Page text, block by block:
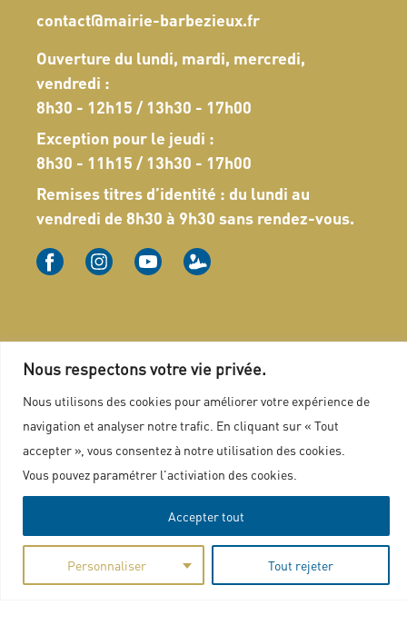
Nous respectons votre vie privée.
Nous utilisons des cookies pour améliorer votre expérience de
navigation et analyser notre trafic. En cliquant sur « Tout
accepter », vous consentez à notre utilisation des cookies.
Vous pouvez paramétrer l'activiation des cookies.
Personnaliser Tout rejeter
Accepter tout
contact@mairie-barbezieux.fr
Ouverture du lundi, mardi, mercredi,
vendredi :
8h30 - 12h15 / 13h30 - 17h00
Exception pour le jeudi :
8h30 - 11h15 / 13h30 - 17h00
Remises titres d’identité : du lundi au
vendredi de 8h30 à 9h30 sans rendez-vous.
Nous contacter
Plan du site
Marchés publics
Politique de confidentialité
Charte graphique